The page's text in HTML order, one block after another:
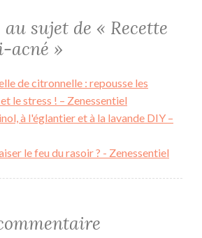
sujet de « Recette
acné »
de citronnelle : repousse les
le stress ! – Zenessentiel
à l'églantier et à la lavande DIY –
le feu du rasoir ? - Zenessentiel